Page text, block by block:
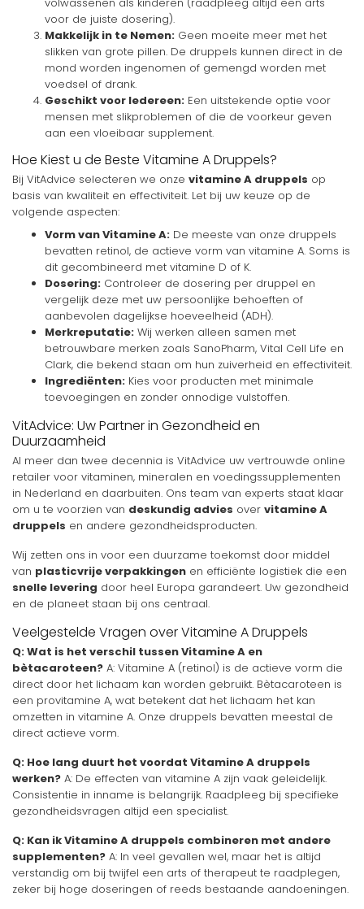
voor de juiste dosering).
Makkelijk in te Nemen: Geen moeite meer met het
slikken van grote pillen. De druppels kunnen direct in de
mond worden ingenomen of gemengd worden met
voedsel of drank.
Geschikt voor Iedereen: Een uitstekende optie voor
mensen met slikproblemen of die de voorkeur geven
aan een vloeibaar supplement.
Hoe Kiest u de Beste Vitamine A Druppels?
Bij VitAdvice selecteren we onze vitamine A druppels op
basis van kwaliteit en effectiviteit. Let bij uw keuze op de
volgende aspecten:
Vorm van Vitamine A: De meeste van onze druppels
bevatten retinol, de actieve vorm van vitamine A. Soms is
dit gecombineerd met vitamine D of K.
Dosering: Controleer de dosering per druppel en
vergelijk deze met uw persoonlijke behoeften of
aanbevolen dagelijkse hoeveelheid (ADH).
Merkreputatie: Wij werken alleen samen met
betrouwbare merken zoals SanoPharm, Vital Cell Life en
Clark, die bekend staan om hun zuiverheid en effectiviteit.
Ingrediënten: Kies voor producten met minimale
toevoegingen en zonder onnodige vulstoffen.
VitAdvice: Uw Partner in Gezondheid en
Duurzaamheid
Al meer dan twee decennia is VitAdvice uw vertrouwde online
retailer voor vitaminen, mineralen en voedingssupplementen
in Nederland en daarbuiten. Ons team van experts staat klaar
om u te voorzien van deskundig advies over vitamine A
druppels en andere gezondheidsproducten.
Wij zetten ons in voor een duurzame toekomst door middel
van plasticvrije verpakkingen en efficiënte logistiek die een
snelle levering door heel Europa garandeert. Uw gezondheid
en de planeet staan bij ons centraal.
Veelgestelde Vragen over Vitamine A Druppels
Q: Wat is het verschil tussen Vitamine A en
bètacaroteen? A: Vitamine A (retinol) is de actieve vorm die
direct door het lichaam kan worden gebruikt. Bètacaroteen is
een provitamine A, wat betekent dat het lichaam het kan
omzetten in vitamine A. Onze druppels bevatten meestal de
direct actieve vorm.
Q: Hoe lang duurt het voordat Vitamine A druppels
werken? A: De effecten van vitamine A zijn vaak geleidelijk.
Consistentie in inname is belangrijk. Raadpleeg bij specifieke
gezondheidsvragen altijd een specialist.
Q: Kan ik Vitamine A druppels combineren met andere
supplementen? A: In veel gevallen wel, maar het is altijd
verstandig om bij twijfel een arts of therapeut te raadplegen,
zeker bij hoge doseringen of reeds bestaande aandoeningen.